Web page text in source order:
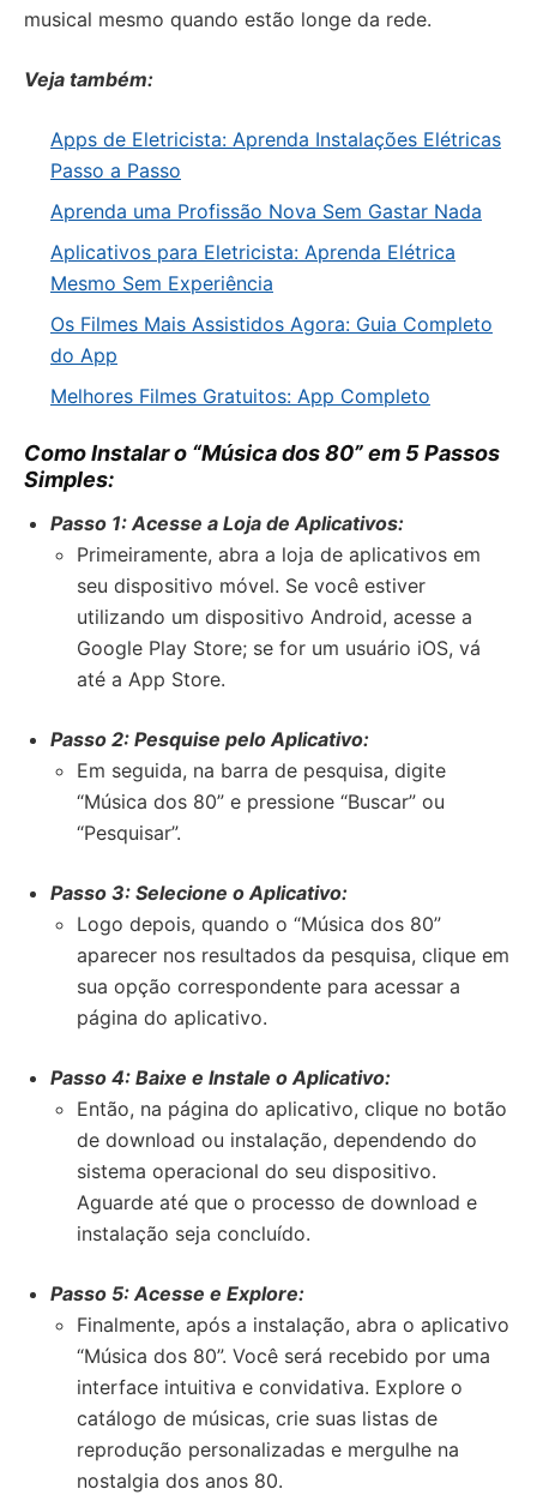
musical mesmo quando estão longe da rede.
Veja também:
Apps de Eletricista: Aprenda Instalações Elétricas
Passo a Passo
Aprenda uma Profissão Nova Sem Gastar Nada
Aplicativos para Eletricista: Aprenda Elétrica
Mesmo Sem Experiência
Os Filmes Mais Assistidos Agora: Guia Completo
do App
Melhores Filmes Gratuitos: App Completo
Como Instalar o “Música dos 80” em 5 Passos
Simples:
Passo 1: Acesse a Loja de Aplicativos:
Primeiramente, abra a loja de aplicativos em
seu dispositivo móvel. Se você estiver
utilizando um dispositivo Android, acesse a
Google Play Store; se for um usuário iOS, vá
até a App Store.
Passo 2: Pesquise pelo Aplicativo:
Em seguida, na barra de pesquisa, digite
“Música dos 80” e pressione “Buscar” ou
“Pesquisar”.
Passo 3: Selecione o Aplicativo:
Logo depois, quando o “Música dos 80”
aparecer nos resultados da pesquisa, clique em
sua opção correspondente para acessar a
página do aplicativo.
Passo 4: Baixe e Instale o Aplicativo:
Então, na página do aplicativo, clique no botão
de download ou instalação, dependendo do
sistema operacional do seu dispositivo.
Aguarde até que o processo de download e
instalação seja concluído.
Passo 5: Acesse e Explore:
Finalmente, após a instalação, abra o aplicativo
“Música dos 80”. Você será recebido por uma
interface intuitiva e convidativa. Explore o
catálogo de músicas, crie suas listas de
reprodução personalizadas e mergulhe na
nostalgia dos anos 80.